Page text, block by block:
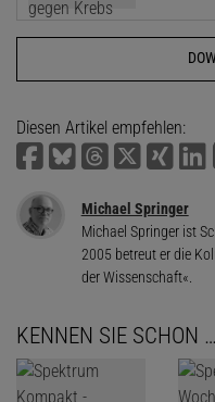
Diesen Artikel empfehlen:
Michael Springer
Michael Springer ist
2005 betreut er die
der Wissenschaft«.
KENNEN SIE SCHON …